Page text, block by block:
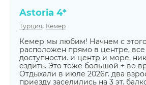
Astoria 4*
Турция, Кемер
Кемер мы любим! Начнем с
расположен прямо в центре,
доступности. и центр и море,
ездить. Это тоже большой + во
Отдыхали в июле 2026г. два
приезду заселились на 3 эт.